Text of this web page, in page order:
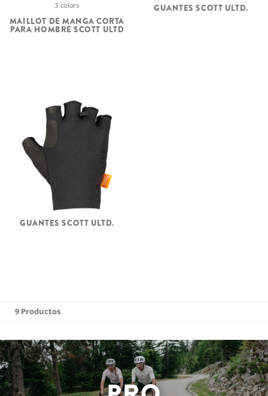
3 colors
MAILLOT DE MANGA CORTA
PARA HOMBRE SCOTT ULTD
GUANTES SCOTT ULTD.
GUANTES SCOTT ULTD.
9 Productos